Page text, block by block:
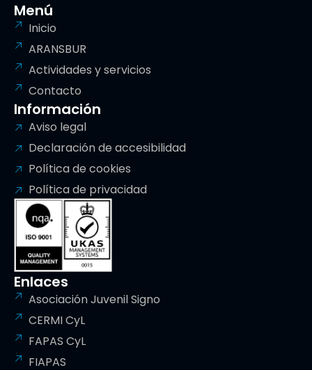
Menú
Inicio
ARANSBUR
Actividades y servicios
Contacto
Información
Aviso legal
Declaración de accesibilidad
Política de cookies
Política de privacidad
Enlaces
Asociación Juvenil Signo
CERMI CyL
FAPAS CyL
FIAPAS